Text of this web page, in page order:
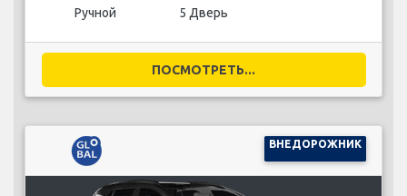
Ручной 5 Дверь
ПОСМОТРЕТЬ...
ВНЕДОРОЖНИК